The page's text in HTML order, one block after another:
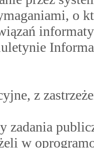
o
z
zadania
w